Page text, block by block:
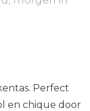
Perfect
en chique door